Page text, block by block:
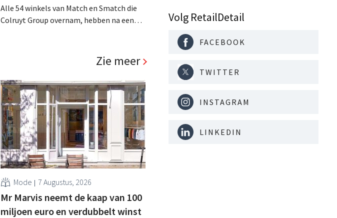
Alle 54 winkels van Match en Smatch die
Colruyt Group overnam, hebben na een
die bestemming voor sommige panden
Zie meer
Mode 7 Augustus, 2026
Mr Marvis neemt de kaap van 100
miljoen euro en verdubbelt winst
Volg RetailDetail
FACEBOOK
TWITTER
INSTAGRAM
LINKEDIN